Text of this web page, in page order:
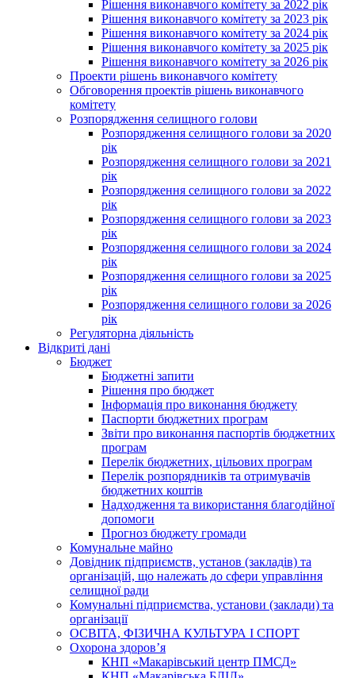
Рішення виконавчого комітету за 2022 рік
Рішення виконавчого комітету за 2023 рік
Рішення виконавчого комітету за 2024 рік
Рішення виконавчого комітету за 2025 рік
Рішення виконавчого комітету за 2026 рік
Проекти рішень виконавчого комітету
Обговорення проектів рішень виконавчого
комітету
Розпорядження селищного голови
Розпорядження селищного голови за 2020
рік
Розпорядження селищного голови за 2021
рік
Розпорядження селищного голови за 2022
рік
Розпорядження селищного голови за 2023
рік
Розпорядження селищного голови за 2024
рік
Розпорядження селищного голови за 2025
рік
Розпорядження селищного голови за 2026
рік
Регуляторна діяльність
Відкриті дані
Бюджет
Бюджетні запити
Рішення про бюджет
Інформація про виконання бюджету
Паспорти бюджетних програм
Звіти про виконання паспортів бюджетних
програм
Перелік бюджетних, цільових програм
Перелік розпорядників та отримувачів
бюджетних коштів
Надходження та використання благодійної
допомоги
Прогноз бюджету громади
Комунальне майно
Довідник підприємств, установ (закладів) та
організацій, що належать до сфери управління
селищної ради
Комунальні підприємства, установи (заклади) та
організації
ОСВІТА, ФІЗИЧНА КУЛЬТУРА І СПОРТ
Охорона здоров’я
КНП «Макарівський центр ПМСД»